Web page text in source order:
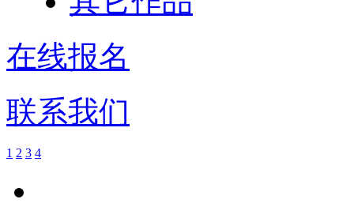
在线报名
联系我们
1 2 3 4